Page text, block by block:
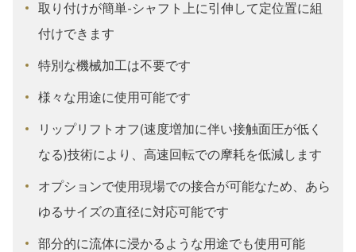
取り付けが簡単-シャフト上に引伸して定位置に組
付けできます
特別な機械加工は不要です
様々な用途に使用可能です
リップリフトオフ(速度増加に伴い接触面圧が低く
なる)技術により、高速回転での摩耗を低減します
オプションで使用現場での接合が可能なため、あら
ゆるサイズの直径に対応可能です
部分的に流体に浸かるような用途でも使用可能